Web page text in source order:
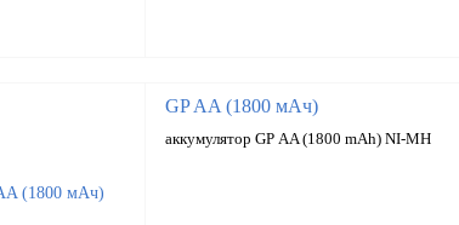
GP AA (1800 мАч)
аккумулятор GP АA (1800 mAh) NI-MH